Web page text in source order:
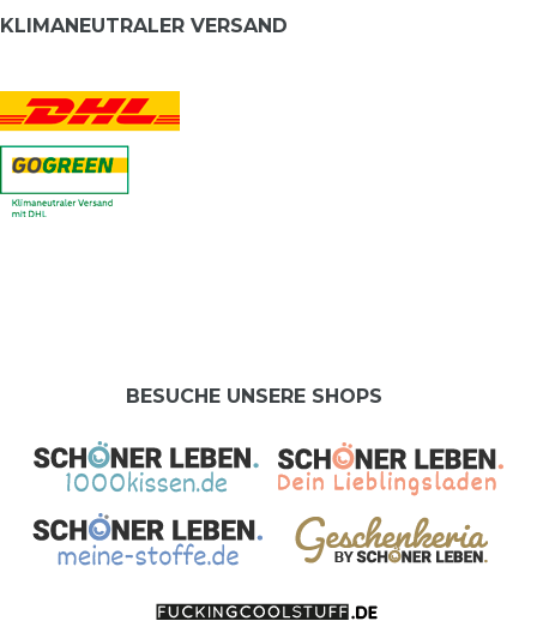
KLIMANEUTRALER VERSAND
BESUCHE UNSERE SHOPS